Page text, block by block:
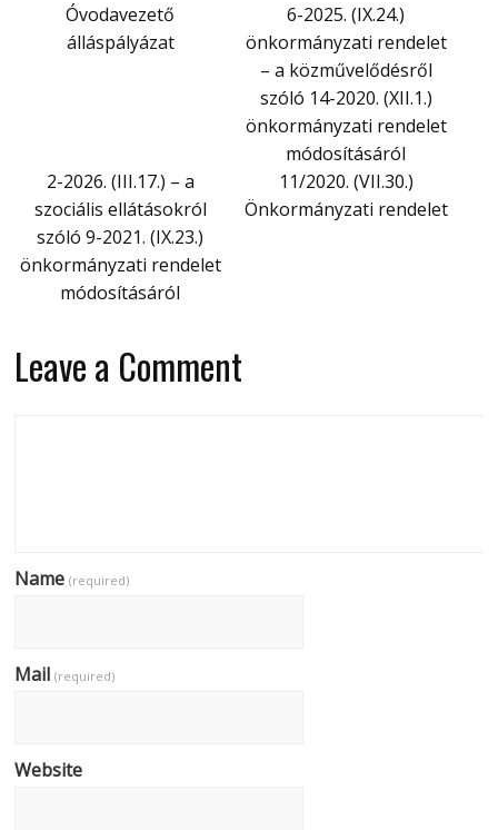
Óvodavezető
álláspályázat
6-2025. (IX.24.)
önkormányzati rendelet
– a közművelődésről
szóló 14-2020. (XII.1.)
önkormányzati rendelet
módosításáról
2-2026. (III.17.) – a
szociális ellátásokról
szóló 9-2021. (IX.23.)
önkormányzati rendelet
módosításáról
11/2020. (VII.30.)
Önkormányzati rendelet
Leave a Comment
Name(required)
Mail(required)
Website